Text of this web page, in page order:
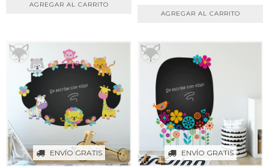
ENVÍO GRATIS ENVÍO GRATIS